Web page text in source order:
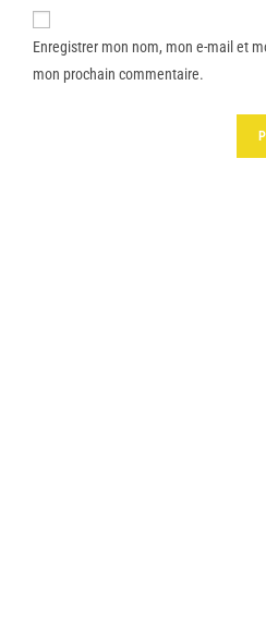
Enregistrer mon nom, mon e-mail et
mon prochain commentaire.